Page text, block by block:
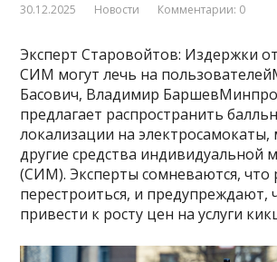
30.12.2025 Новости Комментарии: 0
Эксперт Старовойтов: Издержки
СИМ могут лечь на
Басович, Владимир
предлагает распространить
локализации на электросамокаты,
другие средства индивидуальной
(СИМ). Эксперты сомневаются, что
перестроиться, и предупреждают,
привести к росту цен на услуги